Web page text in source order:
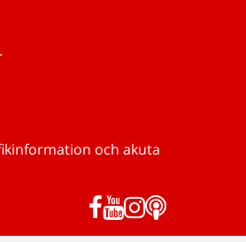
och akuta
Facebook
YouTube
Instagram
Podd